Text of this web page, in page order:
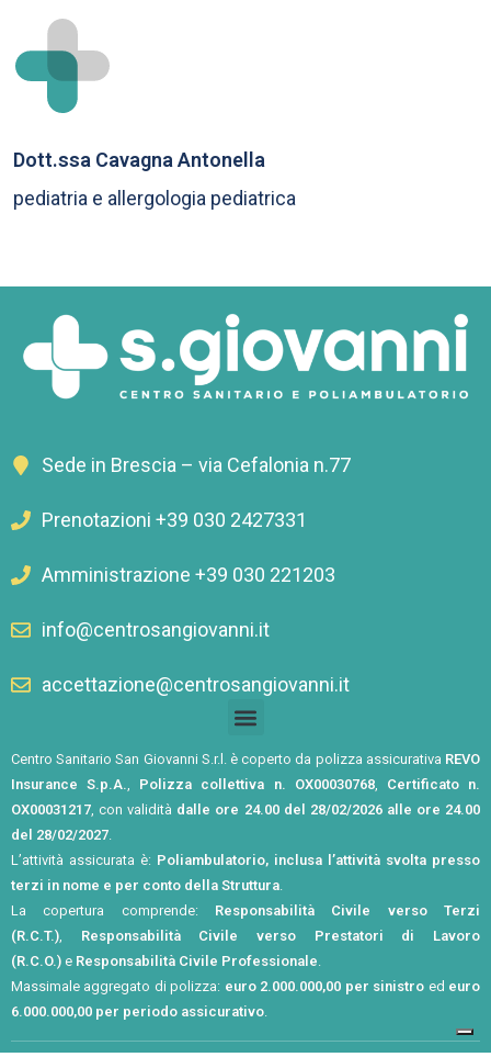
Dott.ssa Cavagna Antonella
pediatria e allergologia pediatrica
Sede in Brescia – via Cefalonia n.77
Prenotazioni +39 030 2427331
Amministrazione +39 030 221203
info@centrosangiovanni.it
accettazione@centrosangiovanni.it
Centro Sanitario San Giovanni S.r.l. è coperto da polizza assicurativa REVO
Insurance S.p.A., Polizza collettiva n. OX00030768, Certificato n.
OX00031217, con validità dalle ore 24.00 del 28/02/2026 alle ore 24.00
del 28/02/2027.
L’attività assicurata è: Poliambulatorio, inclusa l’attività svolta presso
terzi in nome e per conto della Struttura.
La copertura comprende: Responsabilità Civile verso Terzi
(R.C.T.), Responsabilità Civile verso Prestatori di Lavoro
(R.C.O.) e Responsabilità Civile Professionale.
Massimale aggregato di polizza: euro 2.000.000,00 per sinistro ed euro
6.000.000,00 per periodo assicurativo.